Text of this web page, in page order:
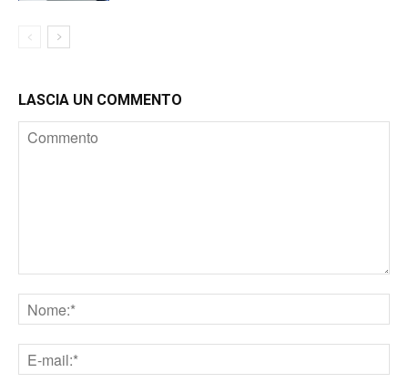
LASCIA UN COMMENTO